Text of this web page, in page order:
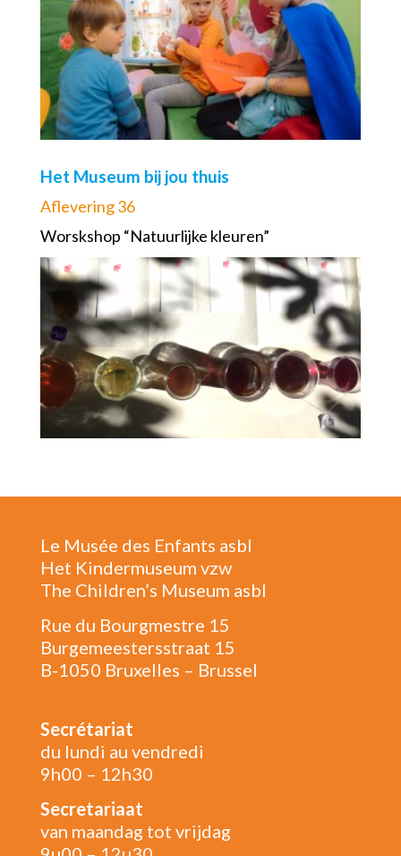
Het Museum bij jou thuis
Aflevering 36
Worskshop “Natuurlijke kleuren”
Le Musée des Enfants asbl
Het Kindermuseum vzw
The Children’s Museum asbl
Rue du Bourgmestre 15
Burgemeestersstraat 15
B-1050 Bruxelles – Brussel
Secrétariat
du lundi au vendredi
9h00 – 12h30
Secretariaat
van maandag tot vrijdag